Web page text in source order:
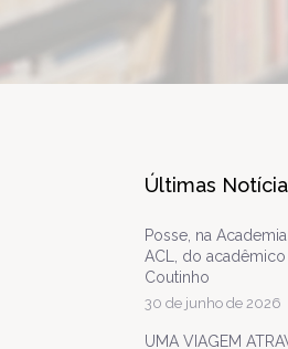
Últimas
Posse, na
ACL, do
Coutinho
30 de junho de 2026
UMA VIAGEM